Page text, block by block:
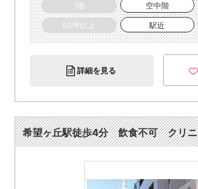
1階
空中階
50坪以上
駅近
詳細を見る
希望ヶ丘駅徒歩4分 飲食不可 クリ